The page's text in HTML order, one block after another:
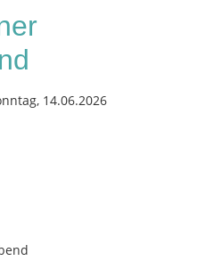
14.06.2026